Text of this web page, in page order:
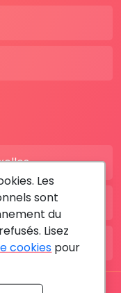
Les
sont
du
Lisez
cookies pour